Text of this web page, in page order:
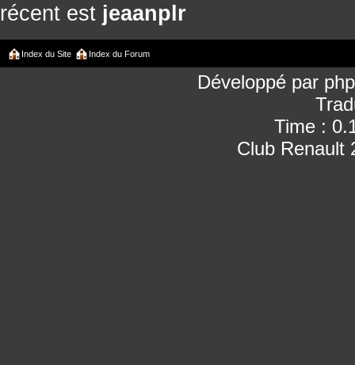
récent est jeaanplr
Index du Site Index du Forum
Développé par
Time :
Club Renault